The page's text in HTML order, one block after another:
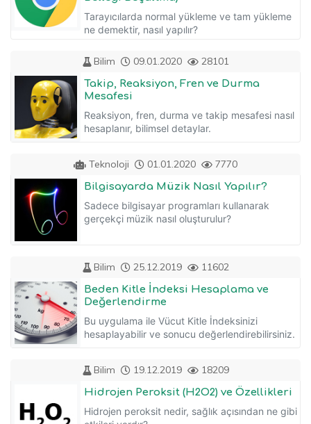
Tarayıcılarda normal yükleme ve tam yükleme
ne demektir, nasıl yapılır?
Bilim 09.01.2020 28101
Takip, Reaksiyon, Fren ve Durma
Mesafesi
Reaksiyon, fren, durma ve takip mesafesi nasıl
hesaplanır, bilimsel detaylar.
Teknoloji 01.01.2020 7770
Bilgisayarda Müzik Nasıl Yapılır?
Sadece bilgisayar programları kullanarak
gerçekçi müzik nasıl oluşturulur?
Bilim 25.12.2019 11602
Beden Kitle İndeksi Hesaplama ve
Değerlendirme
Bu uygulama ile Vücut Kitle İndeksinizi
hesaplayabilir ve sonucu değerlendirebilirsiniz.
Bilim 19.12.2019 18209
Hidrojen Peroksit (H2O2) ve Özellikleri
Hidrojen peroksit nedir, sağlık açısından ne gibi